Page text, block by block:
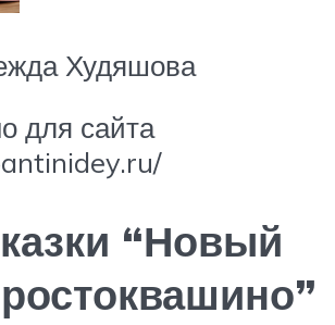
Худяшова
для сайта
“Новый